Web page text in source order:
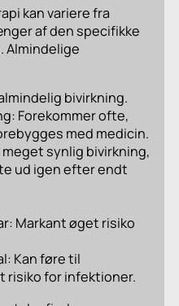
kan variere fra
af den specifikke
Almindelige
bivirkning.
Forekommer ofte,
med medicin.
synlig bivirkning,
ud igen efter endt
Markant øget risiko
Kan føre til
risiko for infektioner.